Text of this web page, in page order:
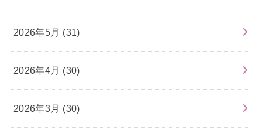
2026年5月 (31)
2026年4月 (30)
2026年3月 (30)